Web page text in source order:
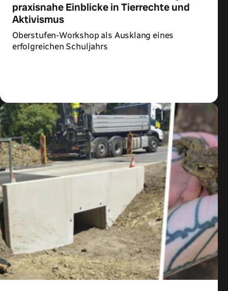
praxisnahe Einblicke in Tierrechte und
Aktivismus
Oberstufen-Workshop als Ausklang eines
erfolgreichen Schuljahrs